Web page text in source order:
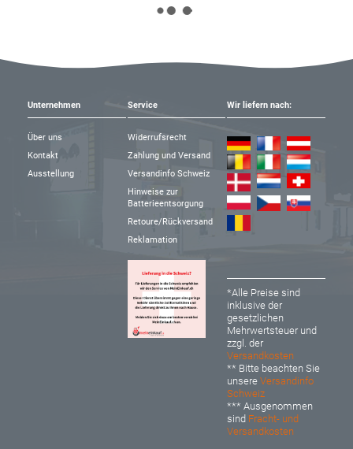
Unternehmen
Über uns
Kontakt
Ausstellung
Service
Widerrufsrecht
Zahlung und Versand
Versandinfo Schweiz
Hinweise zur
Batterieentsorgung
Retoure/Rückversand
Reklamation
Wir liefern nach:
*Alle Preise sind
inklusive der
gesetzlichen
Mehrwertsteuer und
zzgl. der
Versandkosten
** Bitte beachten Sie
unsereVersandinfo
Schweiz
*** Ausgenommen
sind Fracht- und
Versandkosten